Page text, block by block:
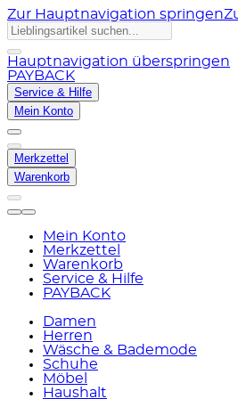
Zur Hauptnavigation springen
Hauptnavigation überspringen
PAYBACK
Service & Hilfe
Mein Konto
Merkzettel
Warenkorb
Mein Konto
Merkzettel
Warenkorb
Service & Hilfe
PAYBACK
Damen
Herren
Wäsche & Bademode
Schuhe
Möbel
Haushalt